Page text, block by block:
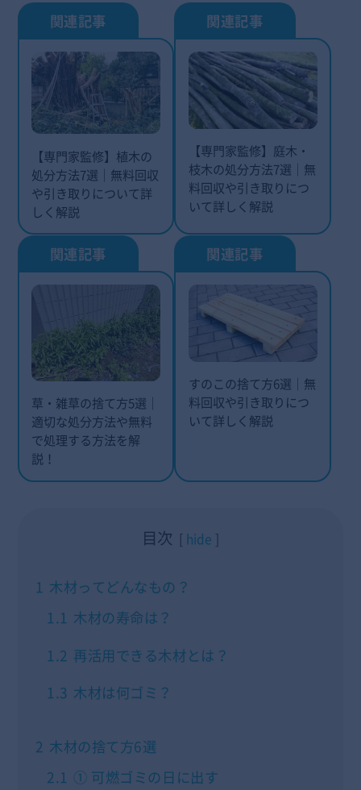
【専門家監修】植木の
処分方法7選｜無料回収
や引き取りについて詳
しく解説
【専門家監修】庭木・
枝木の処分方法7選｜無
料回収や引き取りにつ
いて詳しく解説
草・雑草の捨て方5選｜
適切な処分方法や無料
で処理する方法を解
説！
すのこの捨て方6選｜無
料回収や引き取りにつ
いて詳しく解説
目次 hide
1 木材ってどんなもの？
1.1 木材の寿命は？
1.2 再活用できる木材とは？
1.3 木材は何ゴミ？
2 木材の捨て方6選
2.1 ① 可燃ゴミの日に出す